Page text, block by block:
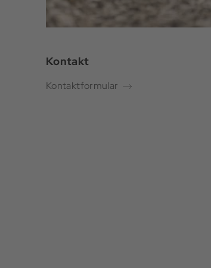
Kontakt
Kontaktformular